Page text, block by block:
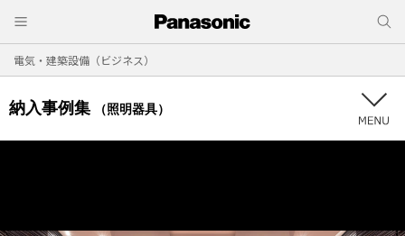
電気・建築設備（ビジネス）
納入事例集 （照明器具）